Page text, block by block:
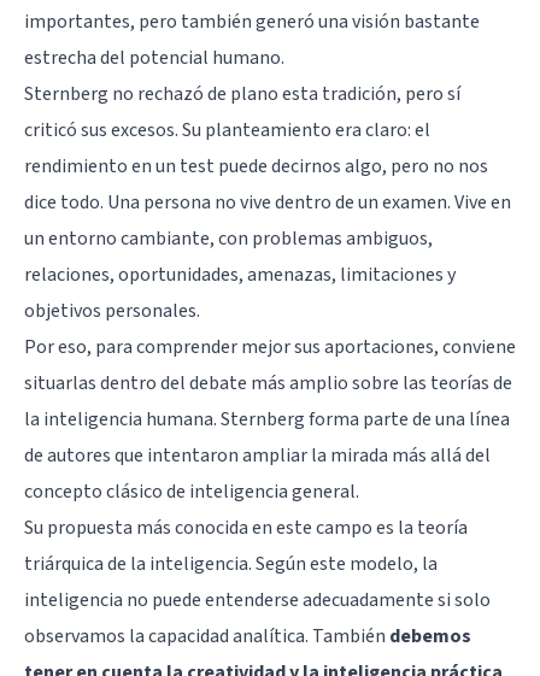
importantes, pero también generó una visión bastante
estrecha del potencial humano.
Sternberg no rechazó de plano esta tradición, pero sí
criticó sus excesos. Su planteamiento era claro: el
rendimiento en un test puede decirnos algo, pero no nos
dice todo. Una persona no vive dentro de un examen. Vive en
un entorno cambiante, con problemas ambiguos,
relaciones, oportunidades, amenazas, limitaciones y
objetivos personales.
Por eso, para comprender mejor sus aportaciones, conviene
situarlas dentro del debate más amplio sobre las teorías de
la inteligencia humana. Sternberg forma parte de una línea
de autores que intentaron ampliar la mirada más allá del
concepto clásico de inteligencia general.
Su propuesta más conocida en este campo es la teoría
triárquica de la inteligencia. Según este modelo, la
inteligencia no puede entenderse adecuadamente si solo
observamos la capacidad analítica. También debemos